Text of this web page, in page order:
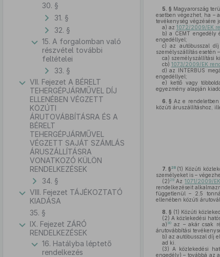
30. §
31. §
32. §
15. A forgalomban való
részvétel további
feltételei
33. §
VII. Fejezet A BÉRELT
TEHERGÉPJÁRMŰVEL DÍJ
ELLENÉBEN VÉGZETT
KÖZÚTI
ÁRUTOVÁBBÍTÁSRA ÉS A
BÉRELT
TEHERGÉPJÁRMŰVEL
VÉGZETT SAJÁT SZÁMLÁS
ÁRUSZÁLLÍTÁSRA
VONATKOZÓ KÜLÖN
RENDELKEZÉSEK
34. §
VIII. Fejezet TÁJÉKOZTATÓ
KIADÁSA
35. §
IX. Fejezet ZÁRÓ
RENDELKEZÉSEK
16. Hatályba léptető
rendelkezés
5. § Magyarország
esetben végezhet, ha –
tevékenység végzésére
a) az 1072/2009/EK
b) a CEMT engedély
engedéllyel;
c) az autóbusszal
személyszállítás esetén
ca) személyszállítási
cb) 1073/2009/EK
d) az INTERBUS
engedéllyel;
e) kettő vagy
egyezmény alapján
6. § Az e
közúti áruszállításhoz,
7. §28 (1) Közúti
személyeket is –
(2) 29Az1071/2009/
rendelkezéseit
függetlenül – 2,5
ellenében közúti
8. § (1) Közúti
(2) A közlekedési
a) 30az – akár csak
árutovábbítási
b) az autóbusszal díj
ad ki.
(3) A közlekedési
engedély) – továbbá az